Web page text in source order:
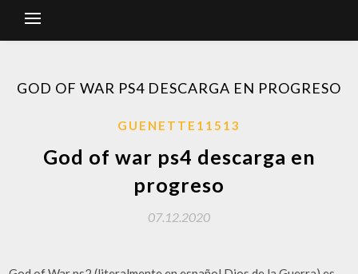
GOD OF WAR PS4 DESCARGA EN PROGRESO
GUENETTE11513
God of war ps4 descarga en
progreso
07.12.2020